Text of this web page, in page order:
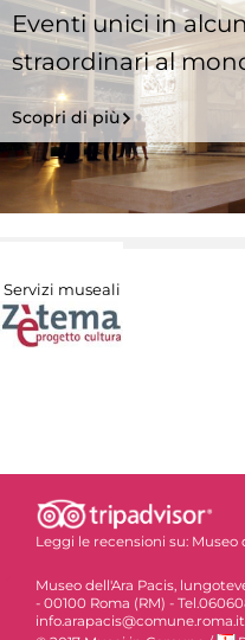
Eventi unici in
straordinari al
Scopri di più
Servizi museali
Leggi le recensioni su: Museo
Museo dell'Ara Pacis,
- 00100 Roma (RM) -
info.arapacis@comune.roma.it